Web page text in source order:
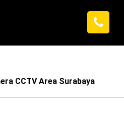
CCTV Area Surabaya